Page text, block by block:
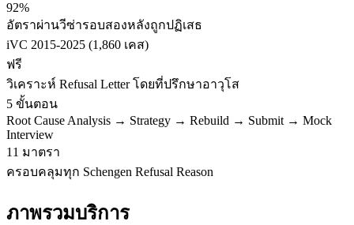
92%
อัตราผ่านวีซ่ารอบสองหลังถูกปฏิเสธ
iVC 2015-2025 (1,860 เคส)
ฟรี
วิเคราะห์ Refusal Letter โดยที่ปรึกษาอาวุโส
5 ขั้นตอน
Root Cause Analysis → Strategy → Rebuild → Submit → Mock
Interview
11 มาตรา
ครอบคลุมทุก Schengen Refusal Reason
ภาพรวมบริการ